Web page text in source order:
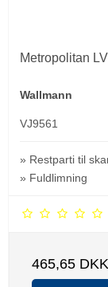
Metropolitan
Wallmann
VJ9561
» Restparti til
» Fuldlimning
465,65 DKK